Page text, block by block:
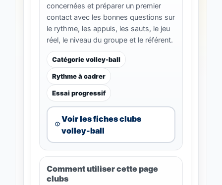
concernées et préparer un premier
contact avec les bonnes questions sur
le rythme, les appuis, les sauts, le jeu
réel, le niveau du groupe et le référent.
Catégorie volley-ball
Rythme à cadrer
Essai progressif
Voir les fiches clubs
volley-ball
Comment utiliser cette page
clubs